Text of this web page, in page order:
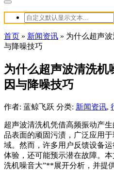
首页 » 新闻资讯 » 为什么超声
与降噪技巧
为什么超声波清洗机
因与降噪技巧
作者: 蓝鲸飞跃 分类: 新闻资讯,
超声波清洗机凭借高频振动产
品表面的顽固污渍，广泛应用
域。然而，许多用户反馈设备
体验，还可能预示潜在故障。
洗机噪音大”**展开分析，并提